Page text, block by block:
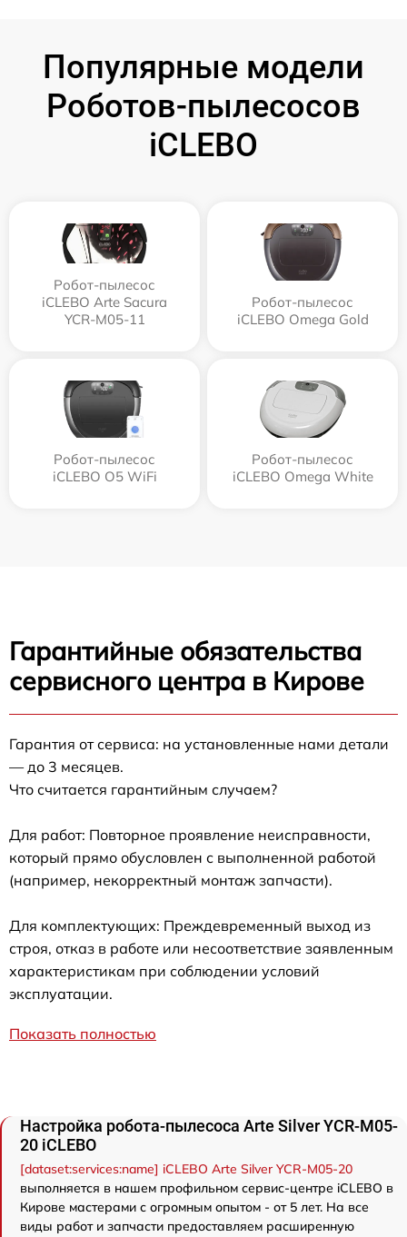
Популярные модели
Роботов-пылесосов
iCLEBO
Робот-пылесос
iCLEBO Arte Sacura
YCR-M05-11
Робот-пылесос
iCLEBO Omega Gold
Робот-пылесос
iCLEBO O5 WiFi
Робот-пылесос
iCLEBO Omega White
Гарантийные обязательства
сервисного центра в Кирове
Гарантия от сервиса: на установленные нами детали
— до 3 месяцев.
Что считается гарантийным случаем?
Для работ: Повторное проявление неисправности,
который прямо обусловлен с выполненной работой
(например, некорректный монтаж запчасти).
Для комплектующих: Преждевременный выход из
строя, отказ в работе или несоответствие заявленным
характеристикам при соблюдении условий
эксплуатации.
Показать полностью
Настройка робота-пылесоса Arte Silver YCR-M05-
20 iCLEBO
[dataset:services:name] iCLEBO Arte Silver YCR-M05-20
выполняется в нашем профильном сервис-центре iCLEBO в
Кирове мастерами с огромным опытом - от 5 лет. На все
виды работ и запчасти предоставляем расширенную